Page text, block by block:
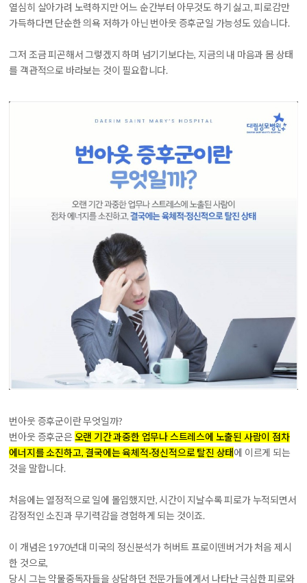
열심히 살아가려 노력하지만 어느 순간부터 아무것도 하기 싫고, 피로감만
가득하다면 단순한 의욕 저하가 아닌 번아웃 증후군일 가능성도 있습니다.
그저 조금 피곤해서 그렇겠지 하며 넘기기보다는, 지금의 내 마음과 몸 상태
를 객관적으로 바라보는 것이 필요합니다.
번아웃 증후군이란 무엇일까?
번아웃 증후군은 오랜 기간 과중한 업무나 스트레스에 노출된 사람이 점차
에너지를 소진하고, 결국에는 육체적·정신적으로 탈진 상태에 이르게 되는
것을 말합니다.
처음에는 열정적으로 일에 몰입했지만, 시간이 지날수록 피로가 누적되면서
감정적인 소진과 무기력감을 경험하게 되는 것이죠.
이 개념은 1970년대 미국의 정신분석가 허버트 프로이덴버거가 처음 제시
한 것으로,
당시 그는 약물중독자들을 상담하던 전문가들에게서 나타난 극심한 피로와